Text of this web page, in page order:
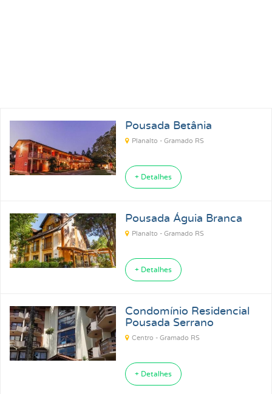
Pousada Betânia
Planalto - Gramado RS
+ Detalhes
Pousada Águia Branca
Planalto - Gramado RS
+ Detalhes
Condomínio Residencial
Pousada Serrano
Centro - Gramado RS
+ Detalhes